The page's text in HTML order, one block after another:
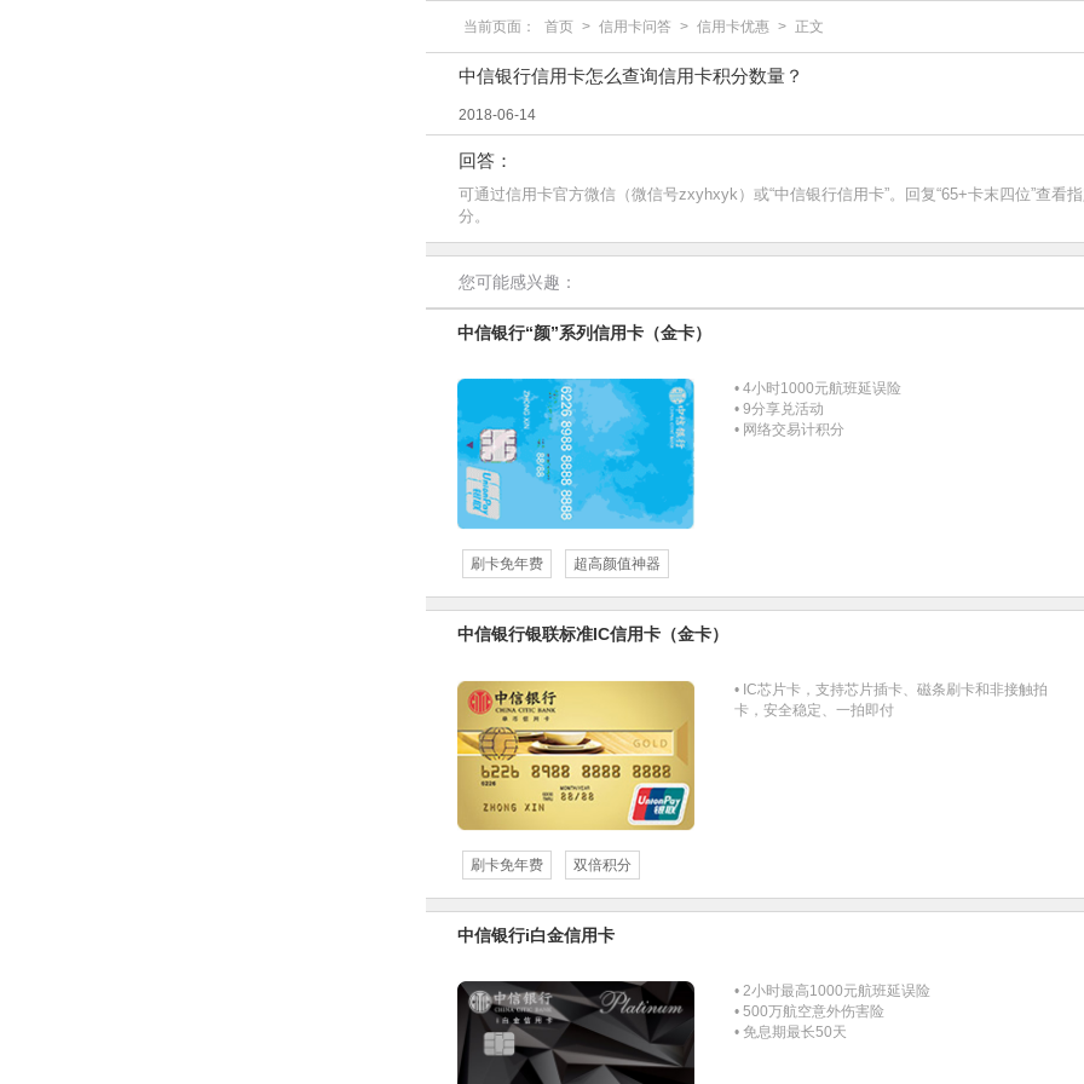
当前页面： 首页 > 信用卡问答 > 信用卡优惠 > 正文
中信银行信用卡怎么查询信用卡积分数量？
2018-06-14
回答：
可通过信用卡官方微信（微信号zxyhxyk）或“中信银行信用卡”。回复“65+卡末四位”查看
分。
您可能感兴趣：
中信银行“颜”系列信用卡（金卡）
• 4小时1000元航班延误险
• 9分享兑活动
• 网络交易计积分
刷卡免年费 超高颜值神器
中信银行银联标准IC信用卡（金卡）
• IC芯片卡，支持芯片插卡、磁条刷卡和非接触拍
卡，安全稳定、一拍即付
刷卡免年费 双倍积分
中信银行i白金信用卡
• 2小时最高1000元航班延误险
• 500万航空意外伤害险
• 免息期最长50天